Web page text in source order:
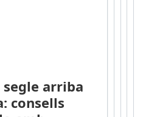
segle arriba
consells